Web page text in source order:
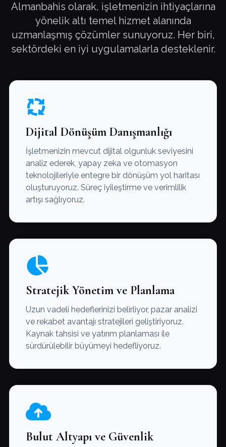
Almanbahis olarak, işletmenizin ihtiyaçlarına
yönelik altı temel hizmet alanında
uzmanlaşmış çözümler sunuyoruz. Her biri,
sektördeki en iyi uygulamalarla desteklenir.
Dijital Dönüşüm Danışmanlığı
İşletmenizin mevcut dijital olgunluk seviyesini
analiz ederek, yapay zeka ve otomasyon
teknolojileriyle entegre bir dönüşüm yol haritası
oluşturuyoruz. Süreç iyileştirme ve verimlilik
artışı sağlıyoruz.
Stratejik Yönetim ve Planlama
Uzun vadeli hedeflerinizi belirliyor, pazar analizi
ve rekabet avantajı stratejileri geliştiriyoruz.
Kaynak tahsisi ve yatırım planlaması ile
sürdürülebilir büyümeyi hedefliyoruz.
Bulut Altyapı ve Güvenlik